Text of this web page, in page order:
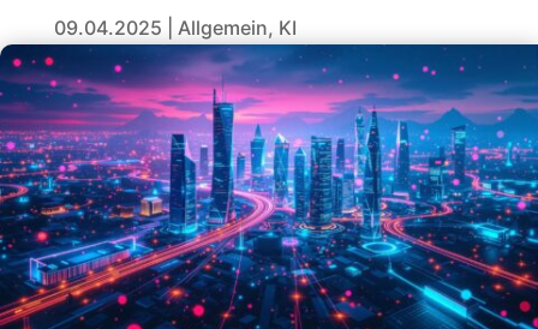
09.04.2025 Allgemein, KI